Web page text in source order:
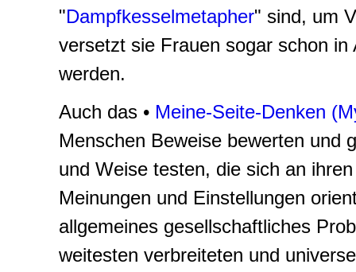
"Dampfkesselmetapher" sind, um
versetzt sie Frauen sogar schon
werden.
Auch das • Meine-Seite-Denken
Menschen Beweise bewerten und
und Weise testen, die sich an
Meinungen und Einstellungen
allgemeines gesellschaftliches
weitesten verbreiteten und